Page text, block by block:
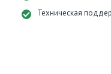
Техническая